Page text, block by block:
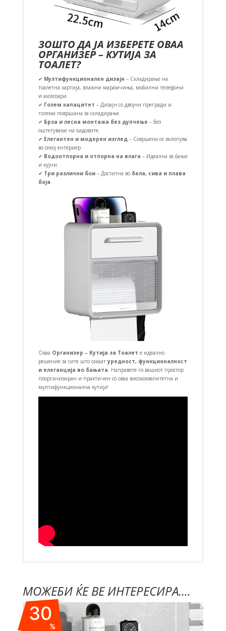
ЗОШТО ДА ЈА ИЗБЕРЕТЕ ОВАА
ОРГАНИЗЕР – КУТИЈА ЗА
ТОАЛЕТ?
✔ Мултифункционален дизајн – Складирање на
тоалетна хартија, влажни марамчиња, мобилни телефони
и аксесоари.
✔ Голем капацитет – Дизајн со двојни прегради и
голема површина за складирање.
✔ Брза и лесна монтажа без дупчење – Без
оштетување на ѕидовите.
✔ Елегантен и модерен изглед– Совршено се вклопува
во секој ентериер.
✔ Водоотпорна и отпорна на влага – Идеална за бањи
и кујни.
✔ Три различни бои– Достапна во бела, сива и плава
боја.
Оваа Организер – Кутија за Тоалет е идеално
решение за сите што сакаатуредност, функционалност
и елеганција во бањата. Направете го вашиот простор
поорганизиран и практичен со оваа висококвалитетна и
мултифункционална кутија!
МОЖЕБИ ЌЕ ВЕ ИНТЕРЕСИРА....
30
%